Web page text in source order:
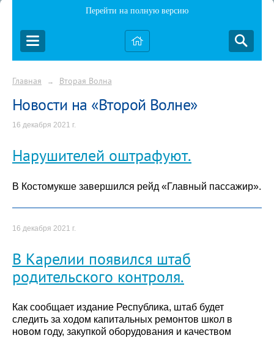
Перейти на полную версию
Главная → Вторая Волна
Новости на «Второй Волне»
16 декабря 2021 г.
Нарушителей оштрафуют.
В Костомукше завершился рейд «Главный пассажир».
16 декабря 2021 г.
В Карелии появился штаб
родительского контроля.
Как сообщает издание Республика, штаб будет
следить за ходом капитальных ремонтов школ в
новом году, закупкой оборудования и качеством